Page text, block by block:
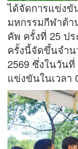
ได้จัดการแข่งขั
มหกรรมกีฬาต้า
คัพ ครั้งที่ 25 ป
ครั้งนี้จัดขึ้นจำ
2569 ซึ่งในวันที่
แข่งขันในเวลา